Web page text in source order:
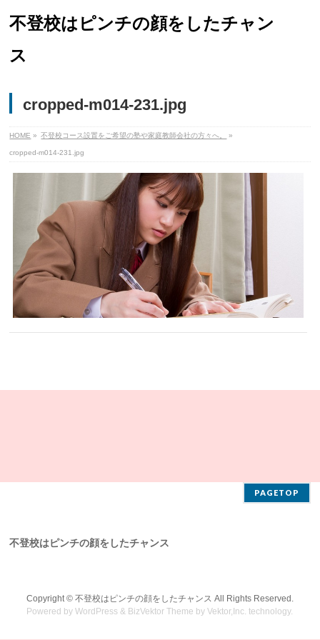
不登校はピンチの顔をしたチャン
ス
cropped-m014-231.jpg
HOME » 不登校コース設置をご希望の塾や家庭教師会社の方々へ。 »
cropped-m014-231.jpg
PAGETOP
不登校はピンチの顔をしたチャンス
Copyright © 不登校はピンチの顔をしたチャンス All Rights Reserved.
Powered byWordPress & BizVektor Theme byVektor,Inc. technology.